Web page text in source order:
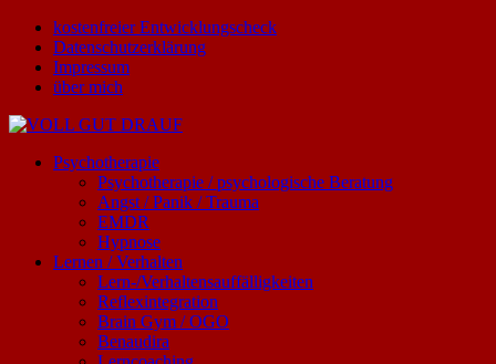
kostenfreier Entwicklungscheck
Datenschutzerklärung
Impressum
über mich
Psychotherapie
Psychotherapie / psychologische Beratung
Angst / Panik / Trauma
EMDR
Hypnose
Lernen / Verhalten
Lern-/Verhaltensauffälligkeiten
Reflexintegration
Brain Gym / OGO
Benaudira